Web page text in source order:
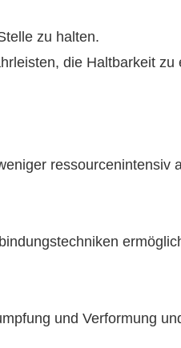
zu halten.
die Haltbarkeit zu
ressourcenintensiv
und Verformung